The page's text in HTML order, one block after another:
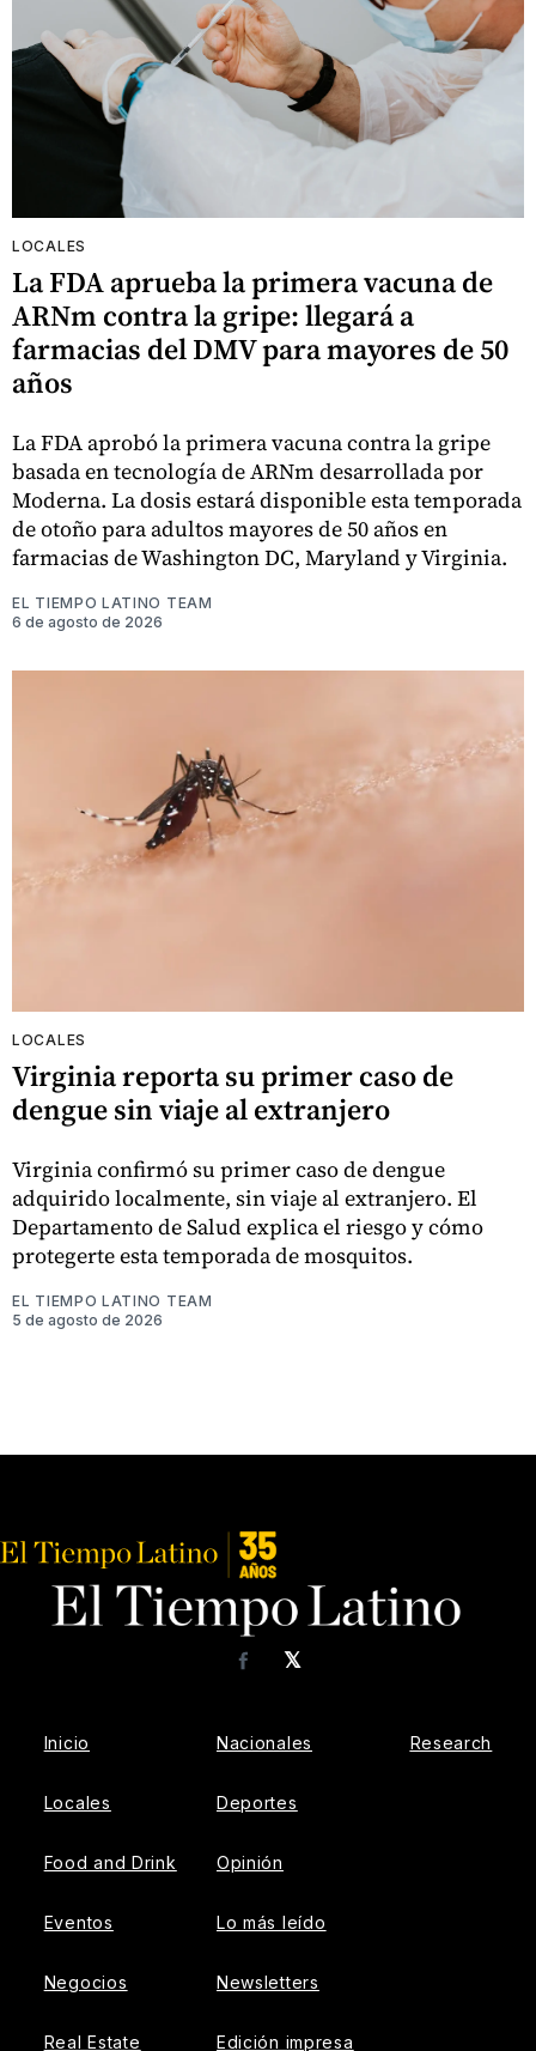
LOCALES
La FDA aprueba la primera vacuna de
ARNm contra la gripe: llegará a
farmacias del DMV para mayores de 50
años
La FDA aprobó la primera vacuna contra la gripe
basada en tecnología de ARNm desarrollada por
Moderna. La dosis estará disponible esta temporada
de otoño para adultos mayores de 50 años en
farmacias de Washington DC, Maryland y Virginia.
EL TIEMPO LATINO TEAM
6 de agosto de 2026
LOCALES
Virginia reporta su primer caso de
dengue sin viaje al extranjero
Virginia confirmó su primer caso de dengue
adquirido localmente, sin viaje al extranjero. El
Departamento de Salud explica el riesgo y cómo
protegerte esta temporada de mosquitos.
EL TIEMPO LATINO TEAM
5 de agosto de 2026
𝕏
Facebook
Inicio
Locales
Food and Drink
Eventos
Negocios
Real Estate
Nacionales
Deportes
Opinión
Lo más leído
Newsletters
Edición impresa
Research